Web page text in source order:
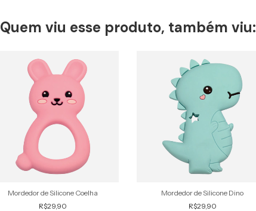
Quem viu esse produto, também viu:
Mordedor de Silicone Coelha
R$29,90
Mordedor de Silicone Dino
R$29,90